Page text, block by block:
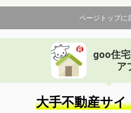
ページトップに
goo住
ア
大手不動産サイ